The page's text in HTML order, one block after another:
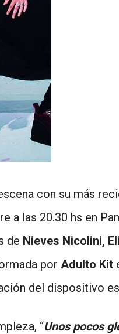
con su más
a las 20.30 hs en
de Nieves Nicolini,
por Adulto Kit
del dispositivo
“Unos pocos